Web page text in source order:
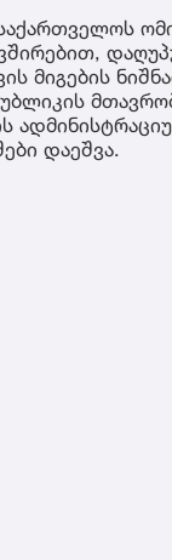
მიგების
დაეშვა.